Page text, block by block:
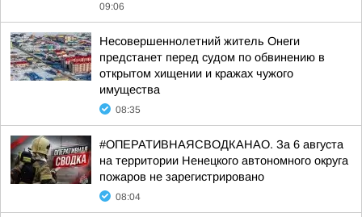
09:06
Несовершеннолетний житель Онеги
предстанет перед судом по обвинению в
открытом хищении и кражах чужого
имущества
08:35
#ОПЕРАТИВНАЯСВОДКАНАО. За 6 августа
на территории Ненецкого автономного округа
пожаров не зарегистрировано
08:04